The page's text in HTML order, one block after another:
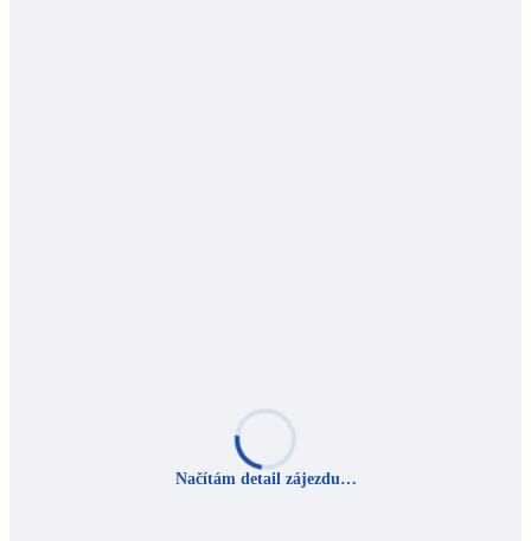
Načítám detail zájezdu…